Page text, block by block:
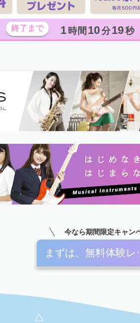
1 時間 10分17秒
今なら期間限定キャン
まずは、無料体験レ